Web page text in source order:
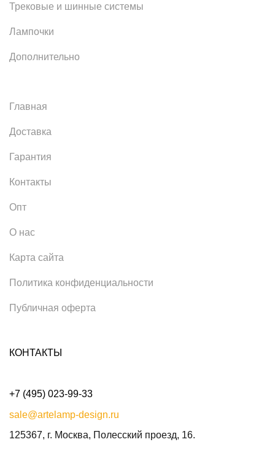
Трековые и шинные системы
Лампочки
Дополнительно
Главная
Доставка
Гарантия
Контакты
Опт
О нас
Карта сайта
Политика конфиденциальности
Публичная оферта
КОНТАКТЫ
+7 (495) 023-99-33
sale@artelamp-design.ru
125367, г. Москва, Полесский проезд, 16.